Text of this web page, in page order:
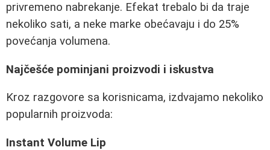
privremeno nabrekanje. Efekat trebalo bi da traje
nekoliko sati, a neke marke obećavaju i do 25%
povećanja volumena.
Najčešće pominjani proizvodi i iskustva
Kroz razgovore sa korisnicama, izdvajamo nekoliko
popularnih proizvoda:
Instant Volume Lip